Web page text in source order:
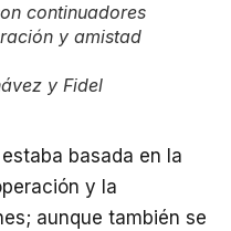
continuadores
y amistad
y Fidel
basada en la
y la
aunque también se